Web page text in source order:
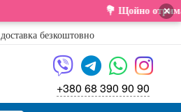
💐 Щойно отримали свіжу ×
доставка безкоштовно
+380 68 390 90 90